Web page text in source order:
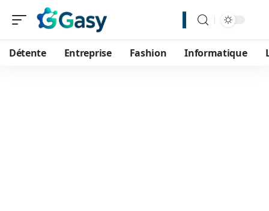
Détente Entreprise Fashion Informatique